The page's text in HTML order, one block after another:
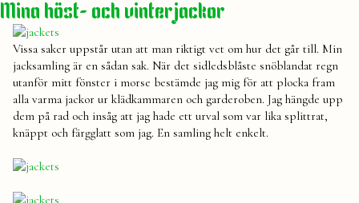
för
Mina höst- och vinterjackor
Vissa saker uppstår utan att man riktigt vet om hur det går till. Min
jacksamling är en sådan sak. När det sidledsblåste snöblandat regn
utanför mitt fönster i morse bestämde jag mig för att plocka fram
alla varma jackor ur klädkammaren och garderoben. Jag hängde upp
dem på rad och insåg att jag hade ett urval som var lika splittrat,
knäppt och färgglatt som jag. En samling helt enkelt.